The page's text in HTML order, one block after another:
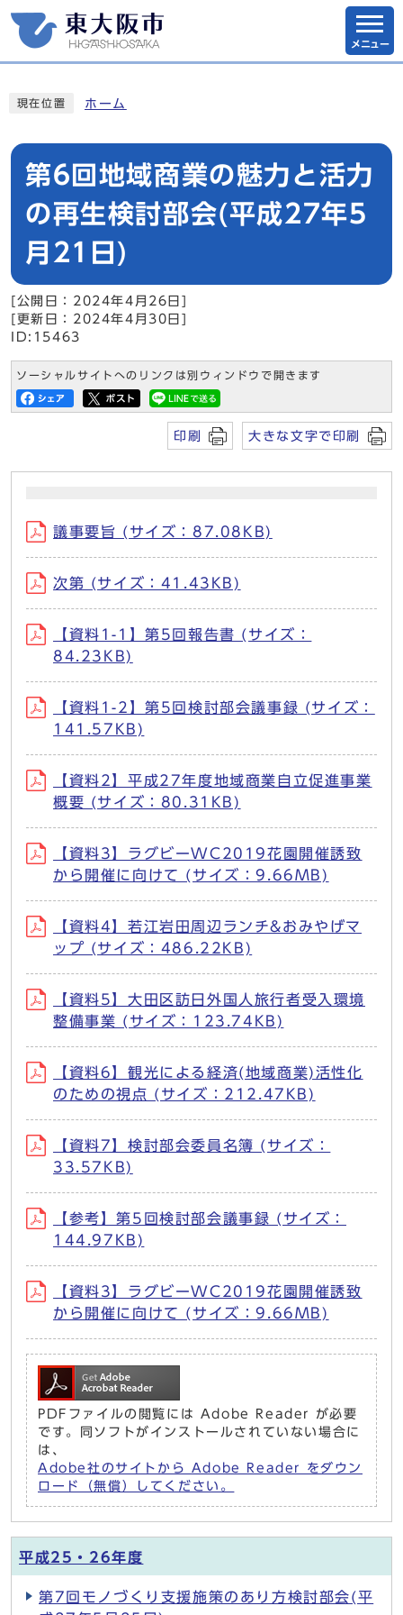
メニュー
現在位置 ホーム
第6回地域商業の魅力と活力
の再生検討部会(平成27年5
月21日)
[公開日：2024年4月26日]
[更新日：2024年4月30日]
ID:15463
ソーシャルサイトへのリンクは別ウィンドウで開きます
印刷 大きな文字で印刷
議事要旨 (サイズ：87.08KB)
次第 (サイズ：41.43KB)
【資料1-1】第5回報告書 (サイズ：
84.23KB)
【資料1-2】第5回検討部会議事録 (サイズ：
141.57KB)
【資料2】平成27年度地域商業自立促進事業
概要 (サイズ：80.31KB)
【資料3】ラグビーWC2019花園開催誘致
から開催に向けて (サイズ：9.66MB)
【資料4】若江岩田周辺ランチ&おみやげマ
ップ (サイズ：486.22KB)
【資料5】大田区訪日外国人旅行者受入環境
整備事業 (サイズ：123.74KB)
【資料6】観光による経済(地域商業)活性化
のための視点 (サイズ：212.47KB)
【資料7】検討部会委員名簿 (サイズ：
33.57KB)
【参考】第5回検討部会議事録 (サイズ：
144.97KB)
【資料3】ラグビーWC2019花園開催誘致
から開催に向けて (サイズ：9.66MB)
PDFファイルの閲覧には Adobe Reader が必要
です。同ソフトがインストールされていない場合に
は、
Adobe社のサイトから Adobe Reader をダウン
ロード（無償）してください。
平成25・26年度
第7回モノづくり支援施策のあり方検討部会(平